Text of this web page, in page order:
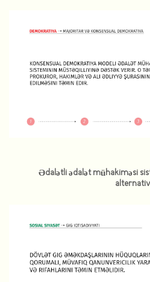
Ədalətli ədalət mühakiməsi